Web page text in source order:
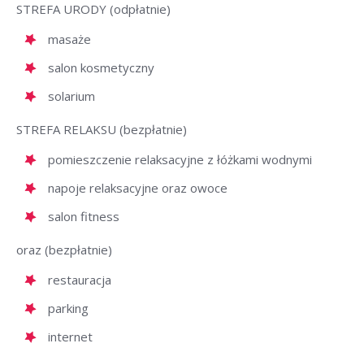
STREFA URODY (odpłatnie)
masaże
salon kosmetyczny
solarium
STREFA RELAKSU (bezpłatnie)
pomieszczenie relaksacyjne z łóżkami wodnymi
napoje relaksacyjne oraz owoce
salon fitness
oraz (bezpłatnie)
restauracja
parking
internet